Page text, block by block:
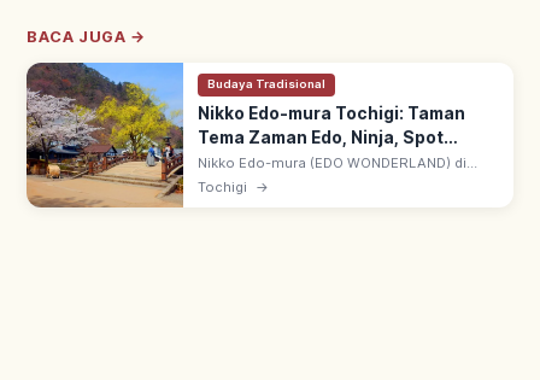
BACA JUGA →
Budaya Tradisional
Nikko Edo-mura Tochigi: Taman
Tema Zaman Edo, Ninja, Spot
Utama
Nikko Edo-mura (EDO WONDERLAND) di
Nikko, Tochigi: taman tema zaman Edo.
Pertunjukan ninja, pengalaman kostum Edo;
Tochigi →